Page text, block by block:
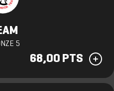
5
68,00 PTS